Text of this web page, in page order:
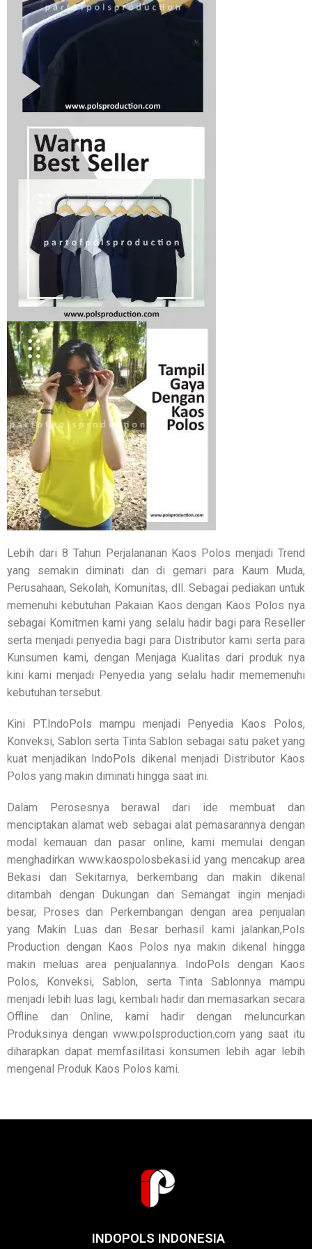
Lebih dari 8 Tahun Perjalananan Kaos Polos menjadi Trend
yang semakin diminati dan di gemari para Kaum Muda,
Perusahaan, Sekolah, Komunitas, dll. Sebagai pediakan untuk
memenuhi kebutuhan Pakaian Kaos dengan Kaos Polos nya
sebagai Komitmen kami yang selalu hadir bagi para Reseller
serta menjadi penyedia bagi para Distributor kami serta para
Kunsumen kami, dengan Menjaga Kualitas dari produk nya
kini kami menjadi Penyedia yang selalu hadir mememenuhi
kebutuhan tersebut.
Kini PT.IndoPols mampu menjadi Penyedia Kaos Polos,
Konveksi, Sablon serta Tinta Sablon sebagai satu paket yang
kuat menjadikan IndoPols dikenal menjadi Distributor Kaos
Polos yang makin diminati hingga saat ini.
Dalam Perosesnya berawal dari ide membuat dan
menciptakan alamat web sebagai alat pemasarannya dengan
modal kemauan dan pasar online, kami memulai dengan
menghadirkan www.kaospolosbekasi.id yang mencakup area
Bekasi dan Sekitarnya, berkembang dan makin dikenal
ditambah dengan Dukungan dan Semangat ingin menjadi
besar, Proses dan Perkembangan dengan area penjualan
yang Makin Luas dan Besar berhasil kami jalankan,Pols
Production dengan Kaos Polos nya makin dikenal hingga
makin meluas area penjualannya. IndoPols dengan Kaos
Polos, Konveksi, Sablon, serta Tinta Sablonnya mampu
menjadi lebih luas lagi, kembali hadir dan memasarkan secara
Offline dan Online, kami hadir dengan meluncurkan
Produksinya dengan www.polsproduction.com yang saat itu
diharapkan dapat memfasilitasi konsumen lebih agar lebih
mengenal Produk Kaos Polos kami.
INDOPOLS INDONESIA